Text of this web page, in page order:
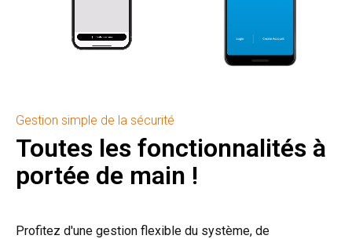
Gestion simple de la sécurité
Toutes les fonctionnalités à
portée de main !
Profitez d'une gestion flexible du système, de